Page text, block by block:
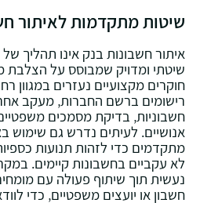
שיטות מתקדמות לאיתור
איתור חשבונות בנק אינו תהליך
שיטתי ומדויק שמבוסס על הצלבת
חוקרים מקצועיים נעזרים במגוון
רישומים ברשם החברות‚ מעקב
חשבוניות‚ בדיקת מסמכים
אנושיים. לעיתים נדרש גם שימוש
מתקדמים כדי לזהות תנועות
לא עקביים בחשבונות קיימים.
נעשית תוך שיתוף פעולה עם
חשבון או יועצים משפטיים‚ כדי